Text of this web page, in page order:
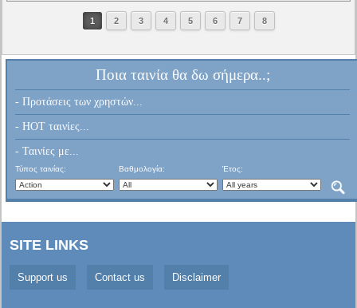
1 2 3 4 5 6 7 8
Ποια ταινία θα δω σήμερα..;
- Προτάσεις των χρηστών...
- HOT ταινίες...
- Ταινίες με...
Τύπος ταινίας: Βαθμολογία: Έτος:
SITE LINKS
Support us Contact us Disclaimer